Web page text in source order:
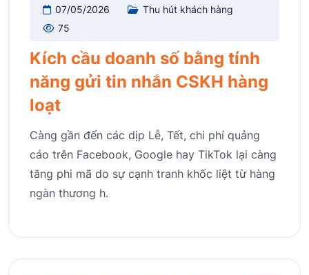
07/05/2026
Thu hút khách hàng
75
Kích cầu doanh số bằng tính
năng gửi tin nhắn CSKH hàng
loạt
Càng gần đến các dịp Lễ, Tết, chi phí quảng
cáo trên Facebook, Google hay TikTok lại càng
tăng phi mã do sự cạnh tranh khốc liệt từ hàng
ngàn thương h.